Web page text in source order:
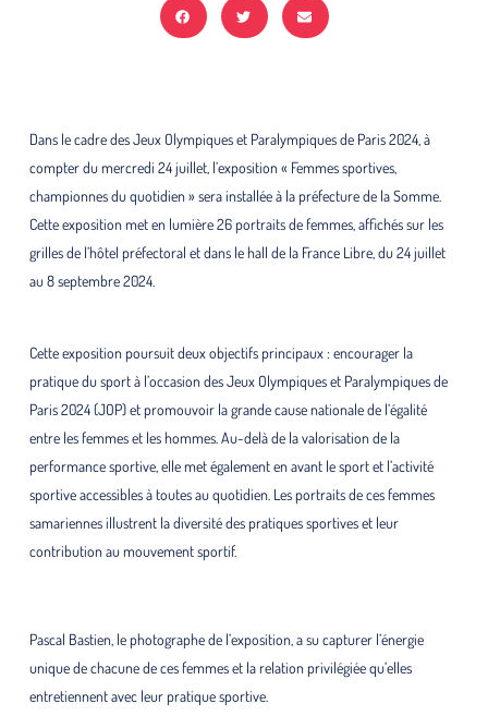
Dans le cadre des Jeux Olympiques et Paralympiques de Paris 2024, à
compter du mercredi 24 juillet, l’exposition « Femmes sportives,
championnes du quotidien » sera installée à la préfecture de la Somme.
Cette exposition met en lumière 26 portraits de femmes, affichés sur les
grilles de l’hôtel préfectoral et dans le hall de la France Libre, du 24 juillet
au 8 septembre 2024.
Cette exposition poursuit deux objectifs principaux : encourager la
pratique du sport à l’occasion des Jeux Olympiques et Paralympiques de
Paris 2024 (JOP) et promouvoir la grande cause nationale de l’égalité
entre les femmes et les hommes. Au-delà de la valorisation de la
performance sportive, elle met également en avant le sport et l’activité
sportive accessibles à toutes au quotidien. Les portraits de ces femmes
samariennes illustrent la diversité des pratiques sportives et leur
contribution au mouvement sportif.
Pascal Bastien, le photographe de l’exposition, a su capturer l’énergie
unique de chacune de ces femmes et la relation privilégiée qu’elles
entretiennent avec leur pratique sportive.